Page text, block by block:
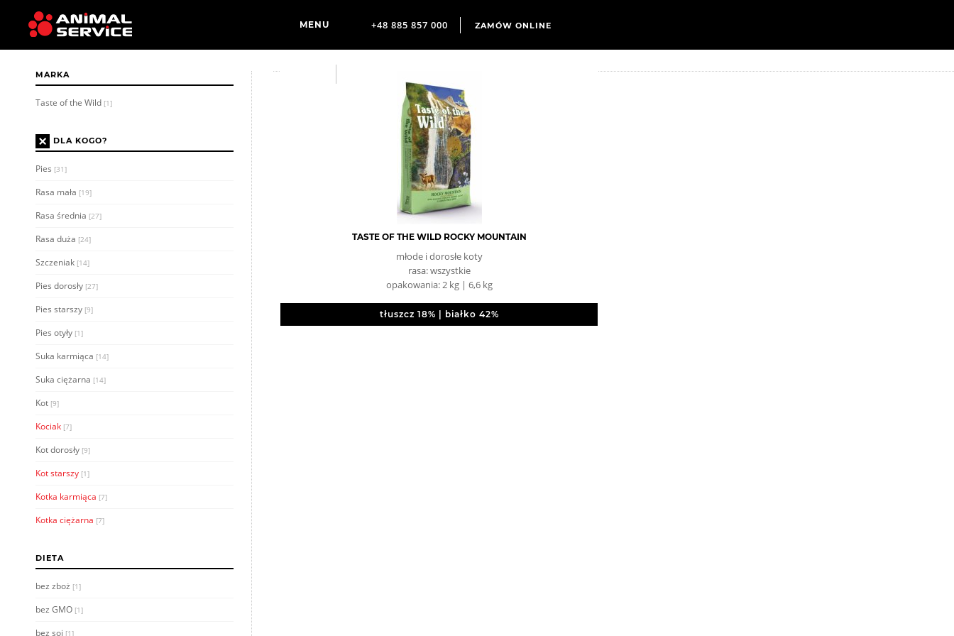
+48 885 857 000 ZAMÓW ONLINE
MARKA
Taste of the Wild [1]
× DLA KOGO?
Pies [31]
Rasa mała [19]
Rasa średnia [27]
Rasa duża [24]
Szczeniak [14]
Pies dorosły [27]
Pies starszy [9]
Pies otyły [1]
Suka karmiąca [14]
Suka ciężarna [14]
Kot [9]
Kociak [7]
Kot dorosły [9]
Kot starszy [1]
Kotka karmiąca [7]
Kotka ciężarna [7]
DIETA
bez zboż [1]
bez GMO [1]
bez soi [1]
TASTE OF THE WILD ROCKY MOUNTAIN
młode i dorosłe koty
rasa: wszystkie
opakowania: 2 kg | 6,6 kg
tłuszcz 18% | białko 42%